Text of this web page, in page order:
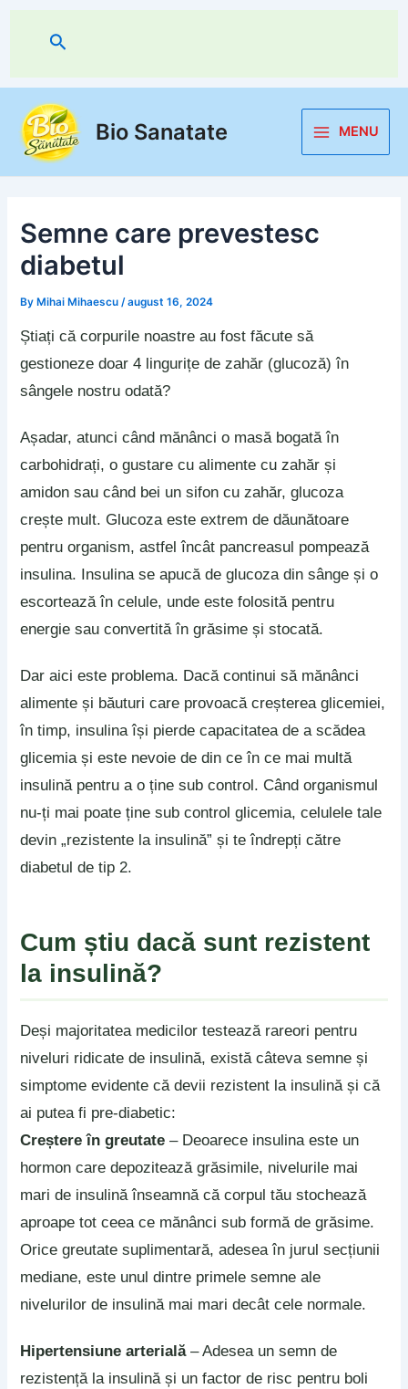
Skip
Search
Bio Sanatate
Main
MENU
Semne care prevestesc
diabetul
By Mihai Mihaescu/august 16, 2024
Știați că corpurile noastre au fost făcute să
gestioneze doar 4 lingurițe de zahăr (glucoză) în
sângele nostru odată?
Așadar, atunci când mănânci o masă bogată în
carbohidrați, o gustare cu alimente cu zahăr și
amidon sau când bei un sifon cu zahăr, glucoza
crește mult. Glucoza este extrem de dăunătoare
pentru organism, astfel încât pancreasul pompează
insulina. Insulina se apucă de glucoza din sânge și o
escortează în celule, unde este folosită pentru
energie sau convertită în grăsime și stocată.
Dar aici este problema. Dacă continui să mănânci
alimente și băuturi care provoacă creșterea glicemiei,
în timp, insulina își pierde capacitatea de a scădea
glicemia și este nevoie de din ce în ce mai multă
insulină pentru a o ține sub control. Când organismul
nu-ți mai poate ține sub control glicemia, celulele tale
devin „rezistente la insulină” și te îndrepți către
diabetul de tip 2.
Cum știu dacă sunt rezistent
la insulină?
Deși majoritatea medicilor testează rareori pentru
niveluri ridicate de insulină, există câteva semne și
simptome evidente că devii rezistent la insulină și că
ai putea fi pre-diabetic:
Creștere în greutate – Deoarece insulina este un
hormon care depozitează grăsimile, nivelurile mai
mari de insulină înseamnă că corpul tău stochează
aproape tot ceea ce mănânci sub formă de grăsime.
Orice greutate suplimentară, adesea în jurul secțiunii
mediane, este unul dintre primele semne ale
nivelurilor de insulină mai mari decât cele normale.
Hipertensiune arterială– Adesea un semn de
rezistență la insulină și un factor de risc pentru boli